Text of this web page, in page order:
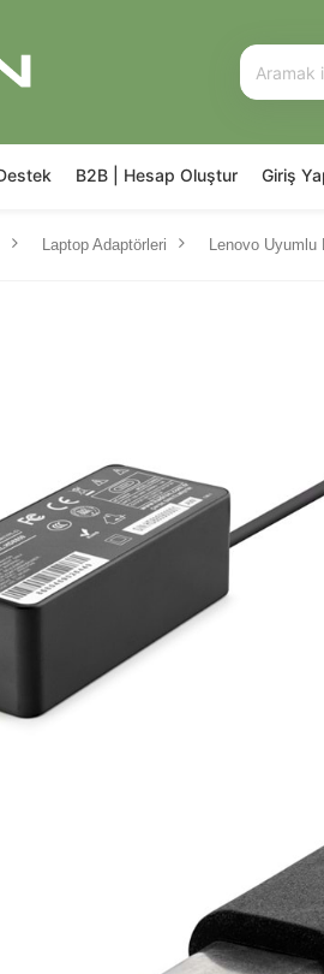
B2B | Hesap Oluştur Giriş
Laptop Adaptörleri Lenovo Uyumlu